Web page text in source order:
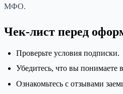
МФО.
Чек-лист перед
Проверьте условия подписки.
Убедитесь, что вы понимаете
Ознакомьтесь с отзывами